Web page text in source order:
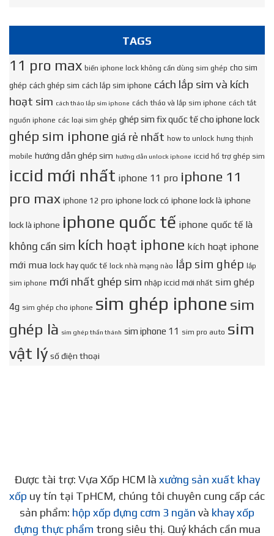
TAGS
11 pro max biến iphone lock không cần dùng sim ghép cho sim
ghép cách ghép sim cách lắp sim iphone cách lắp sim và kích
hoạt sim cách tháo lắp sim iphone cách tháo và lắp sim iphone cách tắt
nguồn iphone các loại sim ghép ghép sim fix quốc tế cho iphone lock
ghép sim iphone giá rẻ nhất how to unlock hưng thịnh
mobile hướng dẫn ghép sim hướng dẫn unlock iphone iccid hổ trợ ghép sim
iccid mới nhất iphone 11 pro iphone 11
pro max iphone 12 pro iphone lock có iphone lock là iphone
lock là iphone iphone quốc tế iphone quốc tế là
không cần sim kích hoạt iphone kích hoạt iphone
mới mua lock hay quốc tế lock nhà mạng nào lắp sim ghép lắp
sim iphone mới nhất ghép sim nhập iccid mới nhất sim ghép
4g sim ghép cho iphone sim ghép iphone sim
ghép là sim ghép thần thánh sim iphone 11 sim pro auto sim
vật lý số điện thoại
Được tài trợ: Vựa Xốp HCM là xưởng sản xuất khay
xốp uy tín tại TpHCM, chúng tôi chuyên cung cấp các
sản phẩm: hộp xốp đựng cơm 3 ngăn và khay xốp
đựng thực phẩm trong siêu thị. Quý khách cần mua